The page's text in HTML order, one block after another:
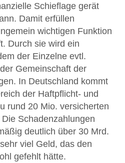
Schieflage gerät
Damit erfüllen
wichtigen Funktion
Durch sie wird ein
der Einzelne evtl.
Gemeinschaft der
In Deutschland kommt
der Haftpflicht- und
rund 20 Mio. versicherten
Schadenzahlungen
deutlich über 30 Mrd.
viel Geld, das den
gefehlt hätte.